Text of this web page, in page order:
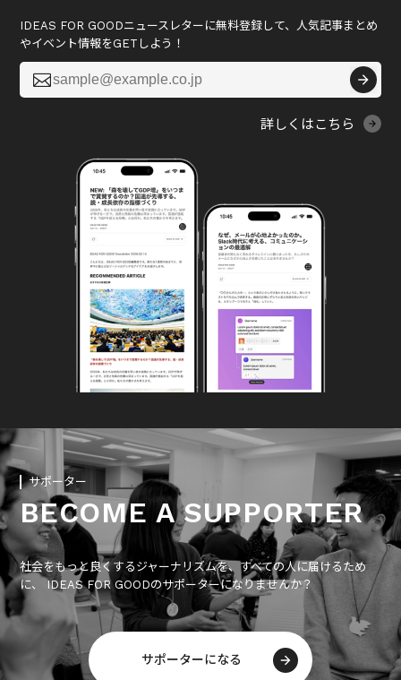
IDEAS FOR GOODニュースレターに無料登録して、人気記事まとめ
やイベント情報をGETしよう！

詳しくはこちら
サポーター
BECOME A SUPPORTER
社会をもっと良くするジャーナリズムを、すべての人に届けるため
に、 IDEAS FOR GOODのサポーターになりませんか？
サポーターになる